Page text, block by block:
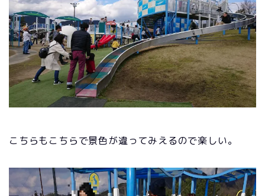
こちらもこちらで景色が違ってみえるので楽しい。